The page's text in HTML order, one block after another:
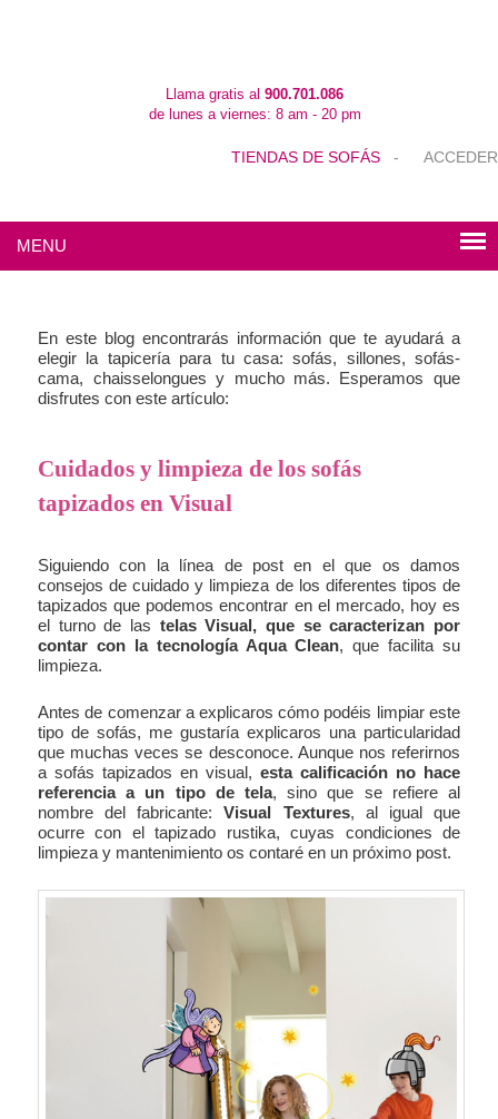
Llama gratis al 900.701.086
de lunes a viernes: 8 am - 20 pm
TIENDAS DE SOFÁS - ACCEDER
MENU
En este blog encontrarás información que te ayudará a
elegir la tapicería para tu casa: sofás, sillones, sofás-
cama, chaisselongues y mucho más. Esperamos que
disfrutes con este artículo:
Cuidados y limpieza de los sofás
tapizados en Visual
Siguiendo con la línea de post en el que os damos
consejos de cuidado y limpieza de los diferentes tipos de
tapizados que podemos encontrar en el mercado, hoy es
el turno de las telas Visual, que se caracterizan por
contar con la tecnología Aqua Clean, que facilita su
limpieza.
Antes de comenzar a explicaros cómo podéis limpiar este
tipo de sofás, me gustaría explicaros una particularidad
que muchas veces se desconoce. Aunque nos referirnos
a sofás tapizados en visual, esta calificación no hace
referencia a un tipo de tela, sino que se refiere al
nombre del fabricante:Visual Textures, al igual que
ocurre con el tapizado rustika, cuyas condiciones de
limpieza y mantenimiento os contaré en un próximo post.